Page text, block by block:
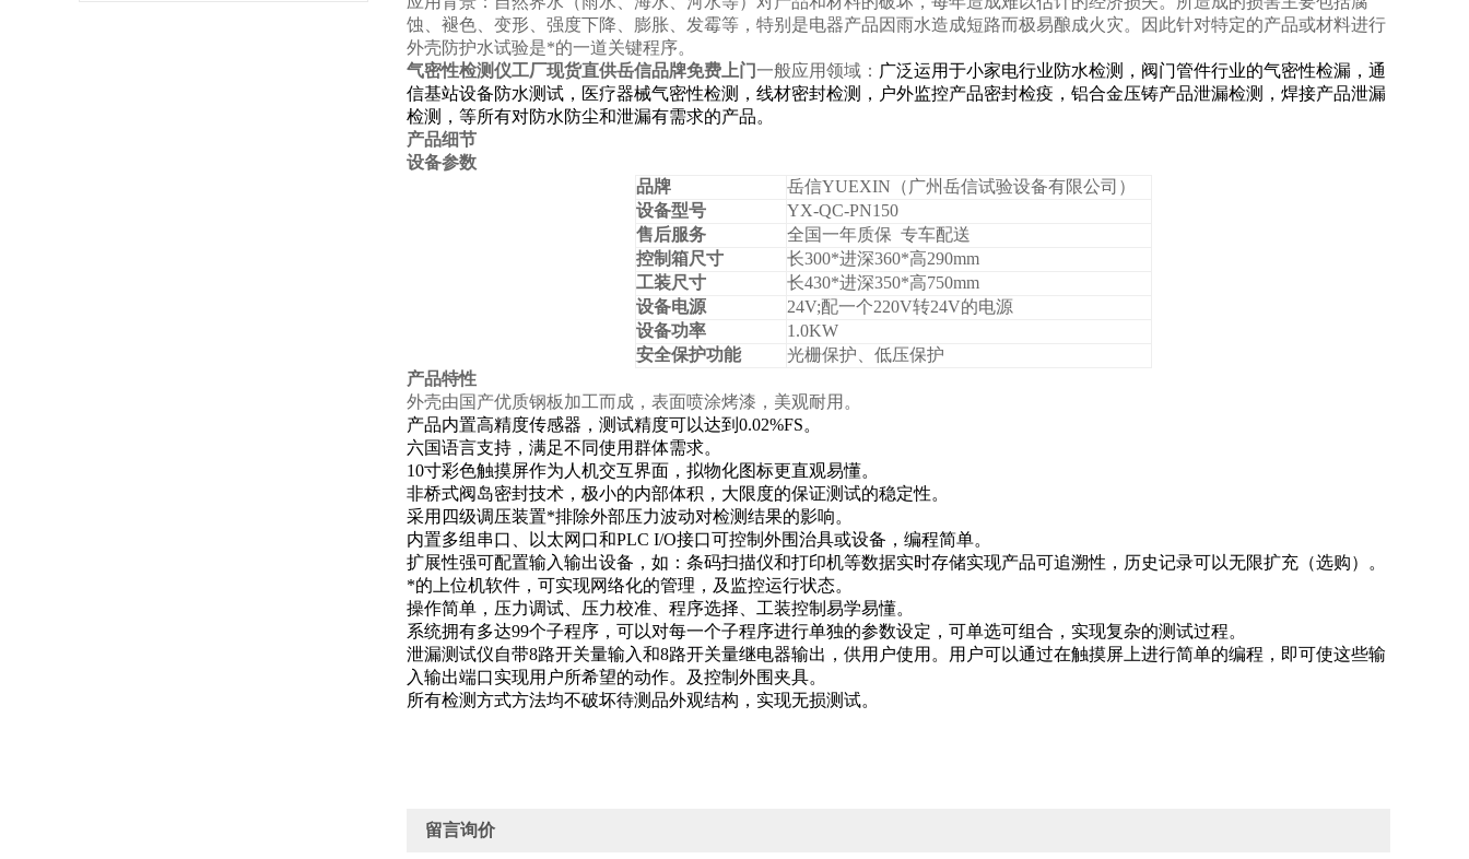
蚀、褪色、变形、强度下降、膨胀、发霉等，特别是电器产品因雨水造成短路而极易酿成火灾。因此针对特定的产品或材料进行
外壳防护水试验是*的一道关键程序。
气密性检测仪工厂现货直供岳信品牌免费上门一般应用领域： 广泛运用于小家电行业防水检测，阀门管件行业的气密性检漏，通
信基站设备防水测试，医疗器械气密性检测，线材密封检测，户外监控产品密封检疫，铝合金压铸产品泄漏检测，焊接产品泄漏
检测，等所有对防水防尘和泄漏有需求的产品。
产品细节
设备参数
品牌
岳信YUEXIN（广州岳信试验设备有限公司）
设备型号
YX-QC-PN150
售后服务
全国一年质保 专车配送
控制箱尺寸
长300*进深360*高290mm
工装尺寸
长430*进深350*高750mm
设备电源
24V;配一个220V转24V的电源
设备功率
1.0KW
安全保护功能
光栅保护、低压保护
产品特性
外壳由国产优质钢板加工而成，表面喷涂烤漆，美观耐用。
产品内置高精度传感器，测试精度可以达到0.02%FS。
六国语言支持，满足不同使用群体需求。
10寸彩色触摸屏作为人机交互界面，拟物化图标更直观易懂。
非桥式阀岛密封技术，极小的内部体积，大限度的保证测试的稳定性。
采用四级调压装置*排除外部压力波动对检测结果的影响。
内置多组串口、以太网口和PLC I/O接口可控制外围治具或设备，编程简单。
扩展性强可配置输入输出设备，如：条码扫描仪和打印机等数据实时存储实现产品可追溯性，历史记录可以无限扩充（选购）。
*的上位机软件，可实现网络化的管理，及监控运行状态。
操作简单，压力调试、压力校准、程序选择、工装控制易学易懂。
系统拥有多达99个子程序，可以对每一个子程序进行单独的参数设定，可单选可组合，实现复杂的测试过程。
泄漏测试仪自带8路开关量输入和8路开关量继电器输出，供用户使用。用户可以通过在触摸屏上进行简单的编程，即可使这些输
入输出端口实现用户所希望的动作。及控制外围夹具。
所有检测方式方法均不破坏待测品外观结构，实现无损测试。
留言询价